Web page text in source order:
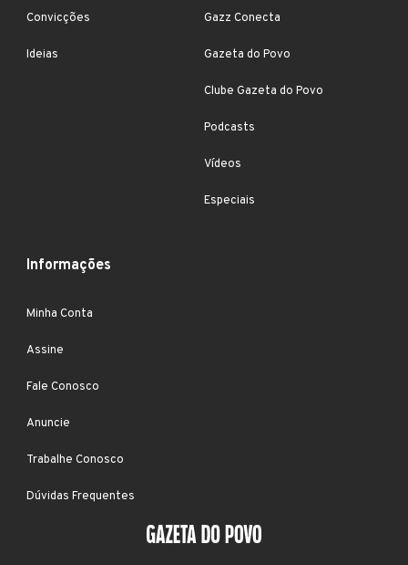
Convicções
Ideias
Gazz Conecta
Gazeta do Povo
Clube Gazeta do Povo
Podcasts
Vídeos
Especiais
Informações
Minha Conta
Assine
Fale Conosco
Anuncie
Trabalhe Conosco
Dúvidas Frequentes